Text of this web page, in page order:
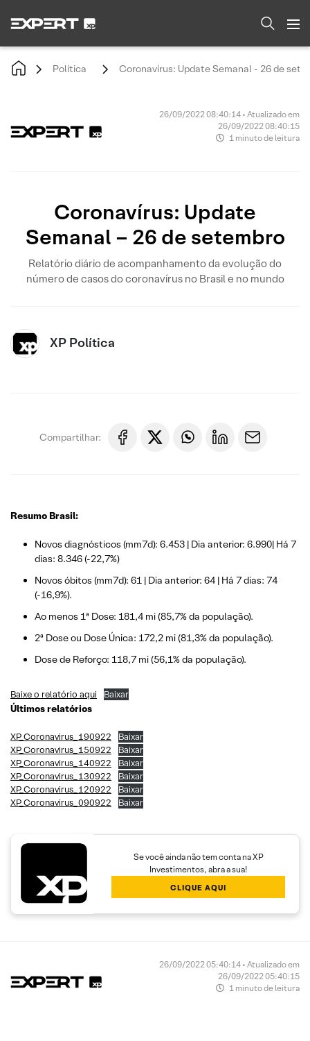
Política Coronavírus: Update Semanal - 26 de
26/09/2022 08:40:14 • Atualizado em
26/09/2022 08:40:15
1 minuto de leitura
Coronavírus: Update
Semanal – 26 de setembro
Relatório diário de acompanhamento da evolução do
número de casos do coronavírus no Brasil e no mundo
XP Política
Compartilhar:
Resumo Brasil:
Novos diagnósticos (mm7d): 6.453 | Dia anterior: 6.990| Há 7
dias: 8.346 (-22,7%)
Novos óbitos (mm7d): 61 | Dia anterior: 64 | Há 7 dias: 74
(-16,9%).
Ao menos 1ª Dose: 181,4 mi (85,7% da população).
2ª Dose ou Dose Única: 172,2 mi (81,3% da população).
Dose de Reforço: 118,7 mi (56,1% da população).
Baixe o relatório aqui Baixar
Últimos relatórios
XP_Coronavirus_190922
Baixar
XP_Coronavirus_150922
Baixar
XP_Coronavirus_140922
Baixar
XP_Coronavirus_130922
Baixar
XP_Coronavirus_120922
Baixar
XP_Coronavirus_090922
Baixar
Se você ainda não tem conta na XP
Investimentos, abra a sua!
CLIQUE AQUI
26/09/2022 05:40:14 • Atualizado em
26/09/2022 05:40:15
1 minuto de leitura